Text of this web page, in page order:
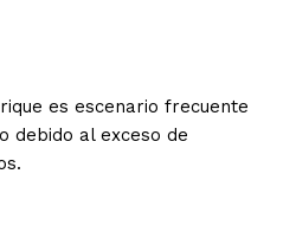
es escenario frecuente
debido al exceso de